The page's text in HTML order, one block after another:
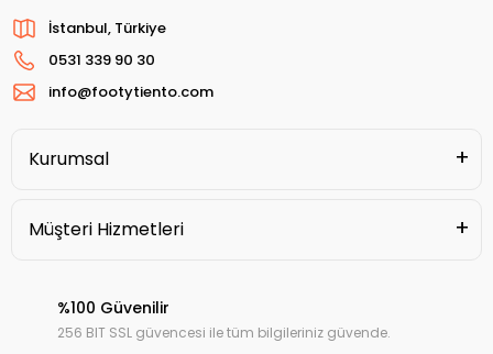
İstanbul, Türkiye
0531 339 90 30
info@footytiento.com
Kurumsal
Müşteri Hizmetleri
%100 Güvenilir
256 BIT SSL güvencesi ile tüm bilgileriniz güvende.